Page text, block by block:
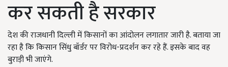
कर सकती है सरकार
देश की राजधानी दिल्ली में किसानों का आंदोलन लगातार जारी है. बताया जा
रहा है कि किसान सिंधु बॉर्डर पर विरोध-प्रदर्शन कर रहे हैं. इसके बाद वह
बुराड़ी भी जाएंगे.